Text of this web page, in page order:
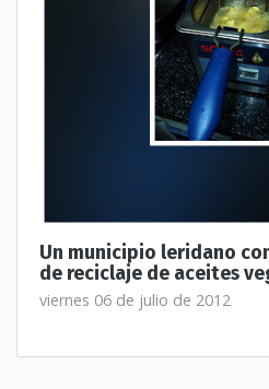
Un municipio leridano
de reciclaje de aceites
viernes 06 de julio de 2012